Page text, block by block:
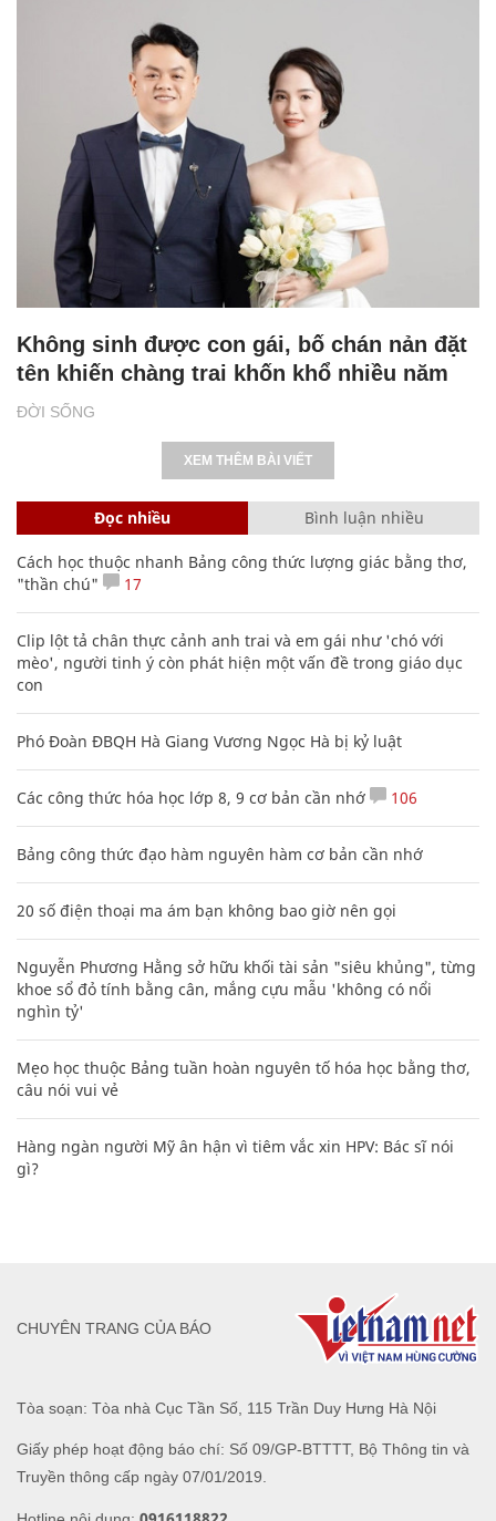
ĐỜI SỐNG
Không sinh được con gái, bố chán nản đặt
tên khiến chàng trai khốn khổ nhiều năm
XEM THÊM BÀI VIẾT
Đọc nhiều Bình luận nhiều
Cách học thuộc nhanh Bảng công thức lượng giác bằng thơ,
"thần chú"
17
Clip lột tả chân thực cảnh anh trai và em gái như 'chó với
mèo', người tinh ý còn phát hiện một vấn đề trong giáo dục
con
Phó Đoàn ĐBQH Hà Giang Vương Ngọc Hà bị kỷ luật
Các công thức hóa học lớp 8, 9 cơ bản cần nhớ 106
Bảng công thức đạo hàm nguyên hàm cơ bản cần nhớ
20 số điện thoại ma ám bạn không bao giờ nên gọi
Nguyễn Phương Hằng sở hữu khối tài sản "siêu khủng", từng
khoe sổ đỏ tính bằng cân, mắng cựu mẫu 'không có nổi
nghìn tỷ'
Mẹo học thuộc Bảng tuần hoàn nguyên tố hóa học bằng thơ,
câu nói vui vẻ
Hàng ngàn người Mỹ ân hận vì tiêm vắc xin HPV: Bác sĩ nói
gì?
Tòa soạn: Tòa nhà Cục Tần Số, 115 Trần Duy Hưng Hà Nội
Giấy phép hoạt động báo chí: Số 09/GP-BTTTT, Bộ Thông tin và
Truyền thông cấp ngày 07/01/2019.
CHUYÊN TRANG CỦA BÁO